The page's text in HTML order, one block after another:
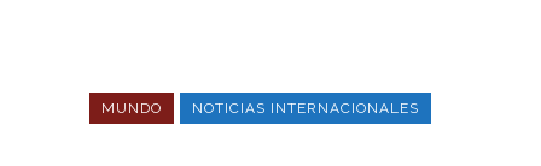
MUNDO NOTICIAS INTERNACIONALES